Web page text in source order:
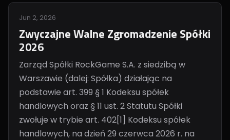
Jun 2, 2026
Zwyczajne Walne Zgromadzenie Spółki
2026
Zarząd Spółki RockGame S.A. z siedzibą w
Warszawie (dalej: Spółka) działając na
podstawie art. 399 § 1 Kodeksu spółek
handlowych oraz § 11 ust. 2 Statutu Spółki
zwołuje w trybie art. 402[1] Kodeksu spółek
handlowych, na dzień 29 czerwca 2026 r. na